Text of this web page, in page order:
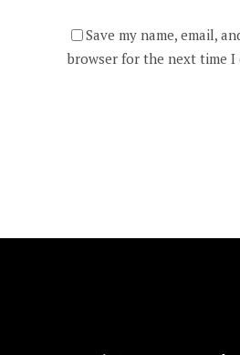
Save my name, email,
browser for the next time I